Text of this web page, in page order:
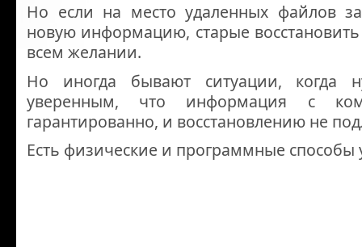
Но если на место удаленных файлов
новую информацию, старые
всем желании.
Но иногда бывают ситуации, когда
уверенным, что информация с
гарантированно, и восстановлению не
Есть физические и программные способы